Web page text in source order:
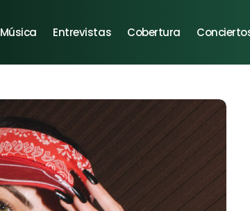
Música Entrevistas Cobertura